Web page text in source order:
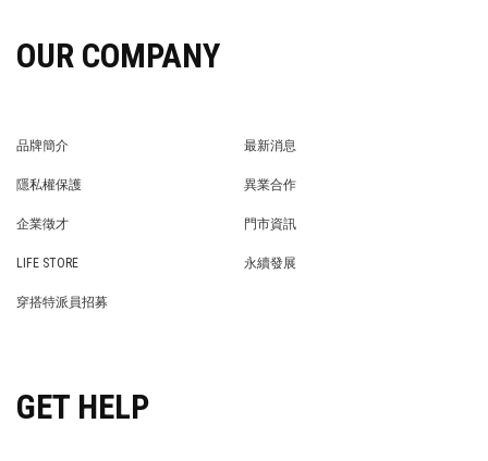
OUR COMPANY
品牌簡介
最新消息
隱私權保護
異業合作
企業徵才
門市資訊
LIFE STORE
永續發展
穿搭特派員招募
GET HELP